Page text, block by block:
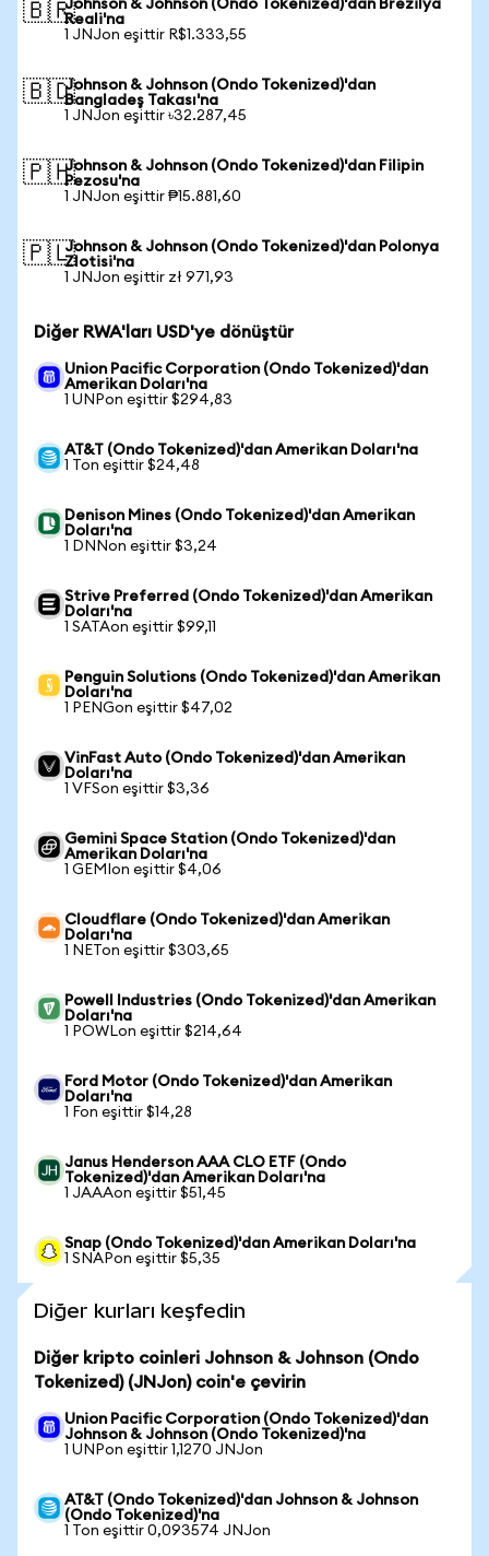
🇧🇷Johnson & Johnson (Ondo Tokenized)'dan Brezilya
Reali'na
1 JNJon eşittir R$1.333,55
🇧🇩Johnson & Johnson (Ondo Tokenized)'dan
Bangladeş Takası'na
1 JNJon eşittir ৳32.287,45
🇵🇭Johnson & Johnson (Ondo Tokenized)'dan Filipin
Pezosu'na
1 JNJon eşittir ₱15.881,60
🇵🇱Johnson & Johnson (Ondo Tokenized)'dan Polonya
Zlotisi'na
1 JNJon eşittir zł 971,93
Diğer RWA'ları USD'ye dönüştür
Union Pacific Corporation (Ondo Tokenized)'dan
Amerikan Doları'na
1 UNPon eşittir $294,83
AT&T (Ondo Tokenized)'dan Amerikan Doları'na
1 Ton eşittir $24,48
Denison Mines (Ondo Tokenized)'dan Amerikan
Doları'na
1 DNNon eşittir $3,24
Strive Preferred (Ondo Tokenized)'dan Amerikan
Doları'na
1 SATAon eşittir $99,11
Penguin Solutions (Ondo Tokenized)'dan Amerikan
Doları'na
1 PENGon eşittir $47,02
VinFast Auto (Ondo Tokenized)'dan Amerikan
Doları'na
1 VFSon eşittir $3,36
Gemini Space Station (Ondo Tokenized)'dan
Amerikan Doları'na
1 GEMIon eşittir $4,06
Cloudflare (Ondo Tokenized)'dan Amerikan
Doları'na
1 NETon eşittir $303,65
Powell Industries (Ondo Tokenized)'dan Amerikan
Doları'na
1 POWLon eşittir $214,64
Ford Motor (Ondo Tokenized)'dan Amerikan
Doları'na
1 Fon eşittir $14,28
Janus Henderson AAA CLO ETF (Ondo
Tokenized)'dan Amerikan Doları'na
1 JAAAon eşittir $51,45
Snap (Ondo Tokenized)'dan Amerikan Doları'na
1 SNAPon eşittir $5,35
Diğer kurları keşfedin
Diğer kripto coinleri Johnson & Johnson (Ondo
Tokenized) (JNJon) coin'e çevirin
Union Pacific Corporation (Ondo Tokenized)'dan
Johnson & Johnson (Ondo Tokenized)'na
1 UNPon eşittir 1,1270 JNJon
AT&T (Ondo Tokenized)'dan Johnson & Johnson
(Ondo Tokenized)'na
1 Ton eşittir 0,093574 JNJon